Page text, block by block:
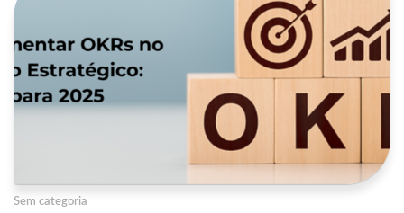
Sem categoria